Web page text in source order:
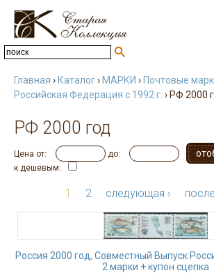
Главная › Каталог› МАРКИ › Почтовые
Российская Федерация с 1992 г. › РФ 2000
РФ 2000 год
Цена от: до:
к дешевым:
1 2 следующая ›
Россия 2000 год, Совместный Выпуск
2 марки + купон сцепка